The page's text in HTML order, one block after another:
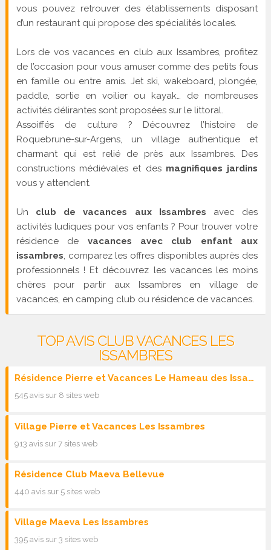
vous pouvez retrouver des établissements disposant
d’un restaurant qui propose des spécialités locales.
Lors de vos vacances en club aux Issambres, profitez
de l’occasion pour vous amuser comme des petits fous
en famille ou entre amis. Jet ski, wakeboard, plongée,
paddle, sortie en voilier ou kayak… de nombreuses
activités délirantes sont proposées sur le littoral.
Assoiffés de culture ? Découvrez l’histoire de
Roquebrune-sur-Argens, un village authentique et
charmant qui est relié de près aux Issambres. Des
constructions médiévales et des magnifiques jardins
vous y attendent.
Un club de vacances aux Issambres avec des
activités ludiques pour vos enfants ? Pour trouver votre
résidence de vacances avec club enfant aux
issambres, comparez les offres disponibles auprès des
professionnels ! Et découvrez les vacances les moins
chères pour partir aux Issambres en village de
vacances, en camping club ou résidence de vacances.
TOP AVIS CLUB VACANCES LES
ISSAMBRES
Résidence Pierre et Vacances Le Hameau des Issambres
545 avis sur 8 sites web
Village Pierre et Vacances Les Issambres
913 avis sur 7 sites web
Résidence Club Maeva Bellevue
440 avis sur 5 sites web
Village Maeva Les Issambres
395 avis sur 3 sites web